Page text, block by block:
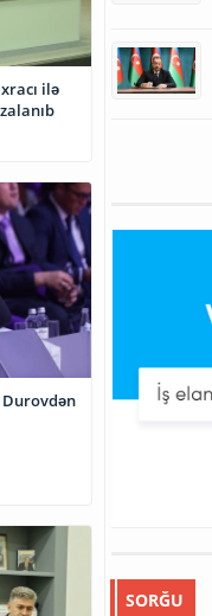
ilə
Durovdən
SORĞU